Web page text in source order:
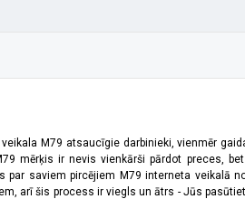
M79 atsaucīgie darbinieki, vienmēr
mērķis ir nevis vienkārši pārdot preces,
par saviem pircējiem M79 interneta
arī šis process ir viegls un ātrs - Jūs